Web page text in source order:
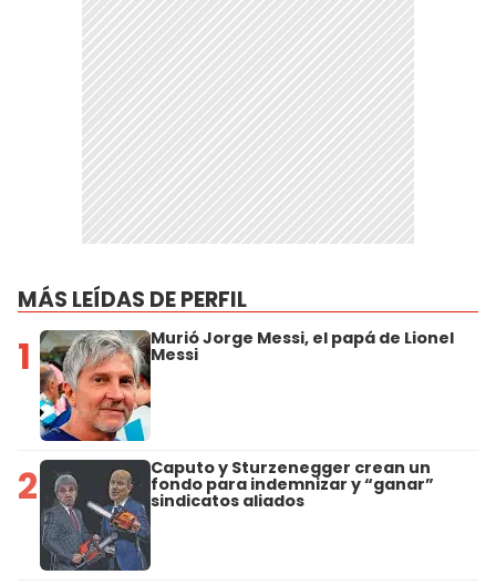
MÁS LEÍDAS DE PERFIL
1 Murió Jorge Messi, el papá de Lionel
Messi
2 Caputo y Sturzenegger crean un
fondo para indemnizar y “ganar”
sindicatos aliados